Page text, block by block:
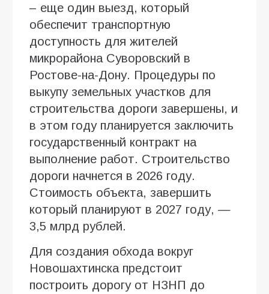
– еще один выезд, который
обеспечит транспортную
доступность для жителей
микрорайона Суворовский в
Ростове-на-Дону. Процедуры по
выкупу земельных участков для
строительства дороги завершены, и
в этом году планируется заключить
государственный контракт на
выполнение работ. Строительство
дороги начнется в 2026 году.
Стоимость объекта, завершить
который планируют в 2027 году, —
3,5 млрд рублей.
Для создания обхода вокруг
Новошахтинска предстоит
построить дорогу от НЗНП до